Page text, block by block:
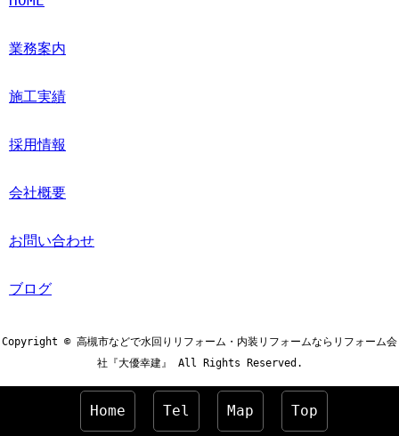
業務案内
施工実績
採用情報
会社概要
お問い合わせ
ブログ
Copyright © 高槻市などで水回りリフォーム・内装リフォームならリフォーム会
社『大優幸建』 All Rights Reserved.
Home Tel Map Top